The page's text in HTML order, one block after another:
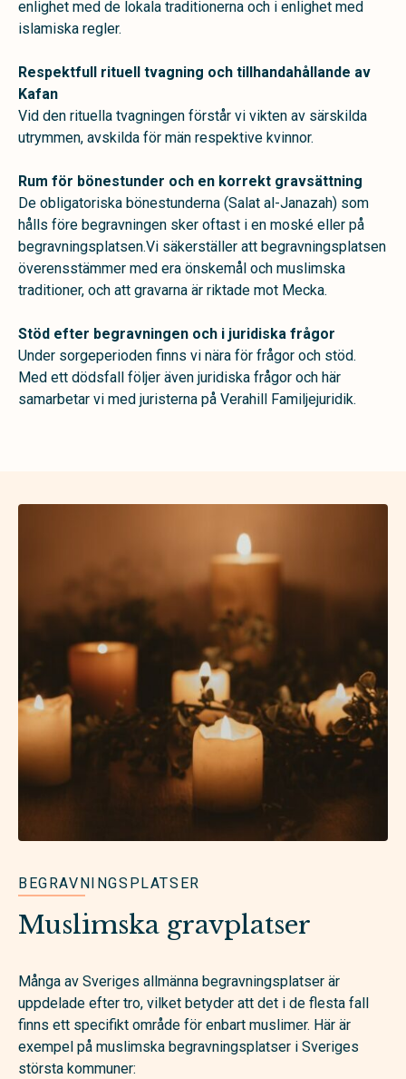
enlighet med de lokala traditionerna och i enlighet med
islamiska regler.
Respektfull rituell tvagning och tillhandahållande av
Kafan
Vid den rituella tvagningen förstår vi vikten av särskilda
utrymmen, avskilda för män respektive kvinnor.
Rum för bönestunder och en korrekt gravsättning
De obligatoriska bönestunderna (Salat al-Janazah) som
hålls före begravningen sker oftast i en moské eller på
begravningsplatsen.Vi säkerställer att begravningsplatsen
överensstämmer med era önskemål och muslimska
traditioner, och att gravarna är riktade mot Mecka.
Stöd efter begravningen och i juridiska frågor
Under sorgeperioden finns vi nära för frågor och stöd.
Med ett dödsfall följer även juridiska frågor och här
samarbetar vi med juristerna på Verahill Familjejuridik.
BEGRAVNINGSPLATSER
Muslimska gravplatser
Många av Sveriges allmänna begravningsplatser är
uppdelade efter tro, vilket betyder att det i de flesta fall
finns ett specifikt område för enbart muslimer. Här är
exempel på muslimska begravningsplatser i Sveriges
största kommuner: